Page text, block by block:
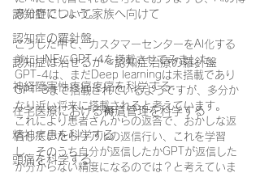
認知症について家族へ向けて
認知症の羅針盤
認知症は治せるか～認知症治療の羅針盤
神経障害性疼痛疼痛を科学する
在宅医療における褥瘡管理を科学する
精神疾患を科学する
頭痛を科学する
意分野でしょう。
こうした中で、カスタマーセンターをAI化する
前にLINEにGPT-4を搭載させてみました。
GPT-4は、まだDeep learningは未搭載であり
GPT-3まで搭載されているようですが、多分か
なり近い将来に搭載されると考えています。
これにより患者さんからの返答で、おかしな返
答していたらリアルの返信行い、これを学習
し、そのうち自分が返信したかGPTが返信した
か分からない精度になるのでは？と考えていま